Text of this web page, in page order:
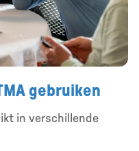
gebruiken
in verschillende